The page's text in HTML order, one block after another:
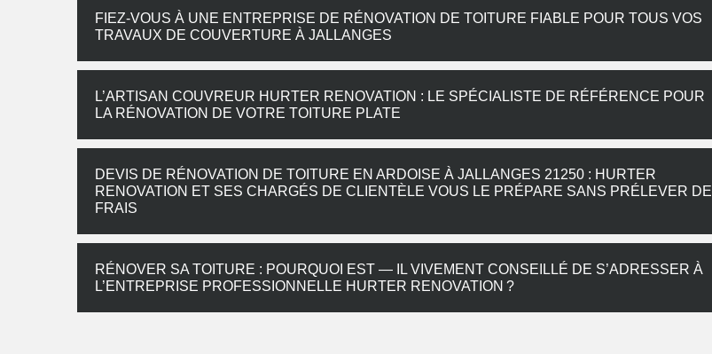
FIEZ-VOUS À UNE ENTREPRISE DE RÉNOVATION DE TOITURE FIABLE POUR TOUS VOS
TRAVAUX DE COUVERTURE À JALLANGES
L’ARTISAN COUVREUR HURTER RENOVATION : LE SPÉCIALISTE DE RÉFÉRENCE POUR
LA RÉNOVATION DE VOTRE TOITURE PLATE
DEVIS DE RÉNOVATION DE TOITURE EN ARDOISE À JALLANGES 21250 : HURTER
RENOVATION ET SES CHARGÉS DE CLIENTÈLE VOUS LE PRÉPARE SANS PRÉLEVER DE
FRAIS
RÉNOVER SA TOITURE : POURQUOI EST — IL VIVEMENT CONSEILLÉ DE S’ADRESSER À
L’ENTREPRISE PROFESSIONNELLE HURTER RENOVATION ?